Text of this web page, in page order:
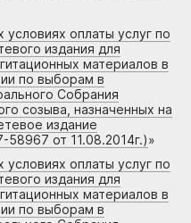
оплаты услуг по
издания для
материалов в
по выборам в
Собрания
созыва, назначенных на
издание
от 11.08.2014г.)»
оплаты услуг по
издания для
материалов в
по выборам в